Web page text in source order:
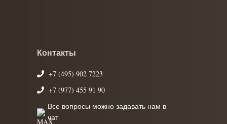
Контакты
+7 (495) 902 7223
+7 (977) 455 91 90
Все вопросы можно задавать нам в
чат